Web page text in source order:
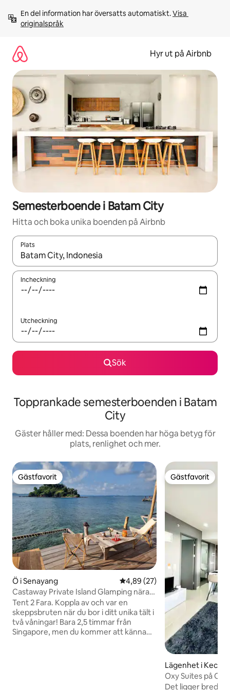
innehåll
En del information har översatts automatiskt. Visa
originalspråk
Hyr ut på Airbnb
Semesterboende i Batam City
Hitta och boka unika boenden på Airbnb
Plats
När resultaten är tillgängliga kan du navigera med upp- och
Incheckning
Utcheckning
Sök
Topprankade semesterboenden i Batam
City
Gäster håller med: Dessa boenden har höga betyg för
plats, renlighet och mer.
Gästfavorit
Gästfavorit
Ö i Senayang 4,89 av 5 i genomsnittligt
4,89 (27)
Castaway Private Island Glamping nära
Singapore 2
Tent 2 Fara. Koppla av och var en
skeppsbruten när du bor i ditt unika tält i
två våningar! Bara 2,5 timmar från
Singapore, men du kommer att känna
Gästfavorit
Gästfavorit
Lägenhet i
m Kota
Oxy Suites på
gäster) #32AA
Det ligger